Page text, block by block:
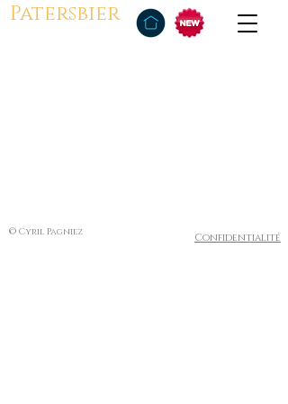
Patersbier
© Cyril Pagniez Confidentialité